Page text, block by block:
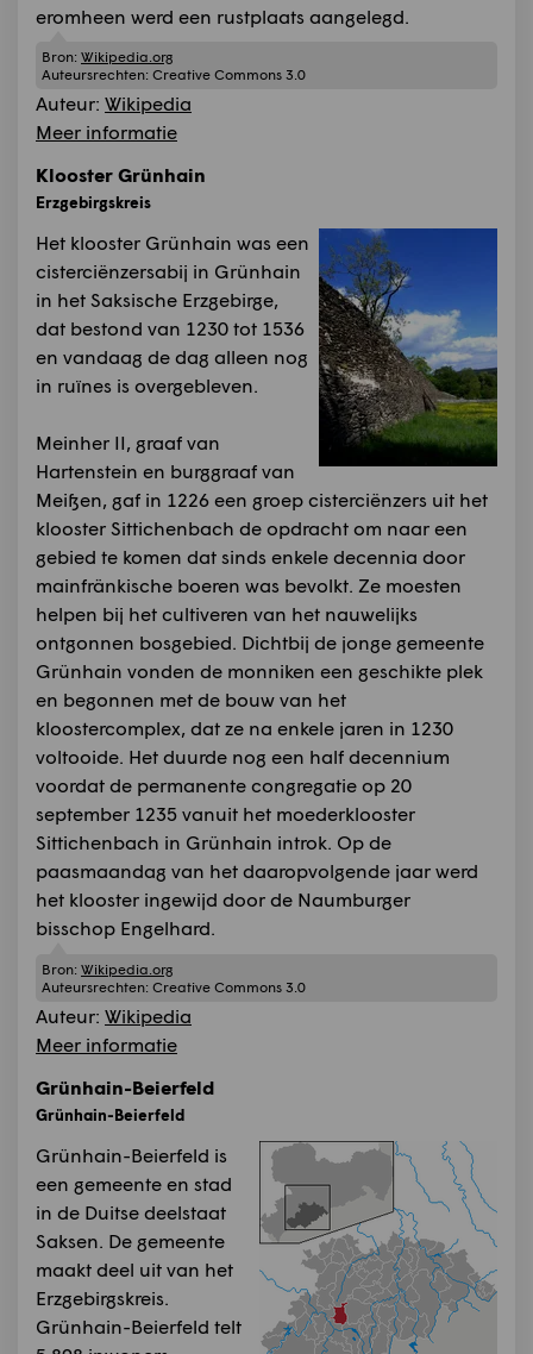
eromheen werd een rustplaats aangelegd.
Bron: Wikipedia.org
Auteursrechten: Creative Commons 3.0
Auteur: Wikipedia
Meer informatie
Klooster Grünhain
Erzgebirgskreis
Het klooster Grünhain was een
cisterciënzersabij in Grünhain
in het Saksische Erzgebirge,
dat bestond van 1230 tot 1536
en vandaag de dag alleen nog
in ruïnes is overgebleven.
Meinher II, graaf van
Hartenstein en burggraaf van
Meißen, gaf in 1226 een groep cisterciënzers uit het
klooster Sittichenbach de opdracht om naar een
gebied te komen dat sinds enkele decennia door
mainfränkische boeren was bevolkt. Ze moesten
helpen bij het cultiveren van het nauwelijks
ontgonnen bosgebied. Dichtbij de jonge gemeente
Grünhain vonden de monniken een geschikte plek
en begonnen met de bouw van het
kloostercomplex, dat ze na enkele jaren in 1230
voltooide. Het duurde nog een half decennium
voordat de permanente congregatie op 20
september 1235 vanuit het moederklooster
Sittichenbach in Grünhain introk. Op de
paasmaandag van het daaropvolgende jaar werd
het klooster ingewijd door de Naumburger
bisschop Engelhard.
Bron: Wikipedia.org
Auteursrechten: Creative Commons 3.0
Auteur: Wikipedia
Meer informatie
Grünhain-Beierfeld
Grünhain-Beierfeld
Grünhain-Beierfeld is
een gemeente en stad
in de Duitse deelstaat
Saksen. De gemeente
maakt deel uit van het
Erzgebirgskreis.
Grünhain-Beierfeld telt